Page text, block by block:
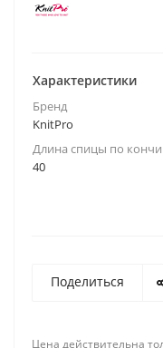
Характеристики
Бренд
KnitPro
Длина спицы по
40
Поделиться
Цена действительна